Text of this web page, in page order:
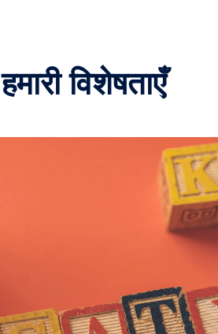
हमारी विशेषताएँ